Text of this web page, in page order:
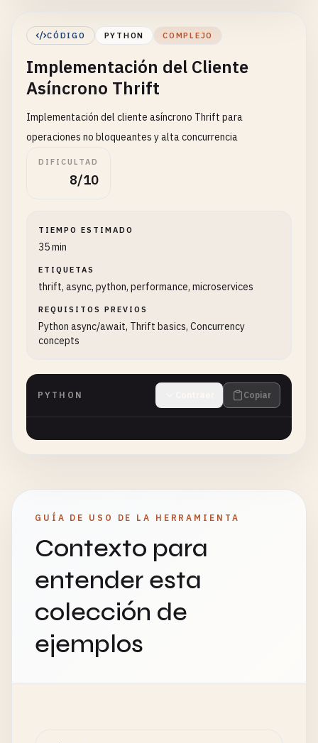
CÓDIGO PYTHON COMPLEJO
Implementación del Cliente
Asíncrono Thrift
Implementación del cliente asíncrono Thrift para
operaciones no bloqueantes y alta concurrencia
DIFICULTAD
8/10
TIEMPO ESTIMADO
35 min
ETIQUETAS
thrift, async, python, performance, microservices
REQUISITOS PREVIOS
Python async/await, Thrift basics, Concurrency
concepts
PYTHON Copiar
GUÍA DE USO DE LA HERRAMIENTA
Contexto para
entender esta
colección de
ejemplos